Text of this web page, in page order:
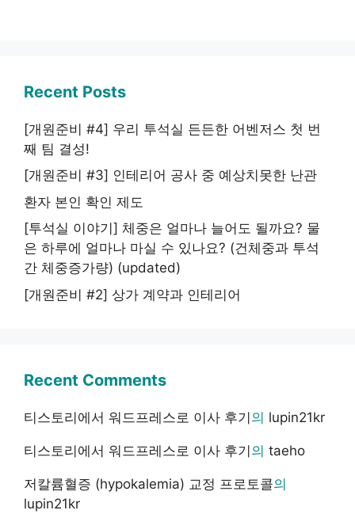
Recent Posts
[개원준비 #4] 우리 투석실 든든한 어벤저스 첫 번
째 팀 결성!
[개원준비 #3] 인테리어 공사 중 예상치못한 난관
환자 본인 확인 제도
[투석실 이야기] 체중은 얼마나 늘어도 될까요? 물
은 하루에 얼마나 마실 수 있나요? (건체중과 투석
간 체중증가량) (updated)
[개원준비 #2] 상가 계약과 인테리어
Recent Comments
티스토리에서 워드프레스로 이사 후기의 lupin21kr
티스토리에서 워드프레스로 이사 후기의 taeho
저칼륨혈증 (hypokalemia) 교정 프로토콜의
lupin21kr